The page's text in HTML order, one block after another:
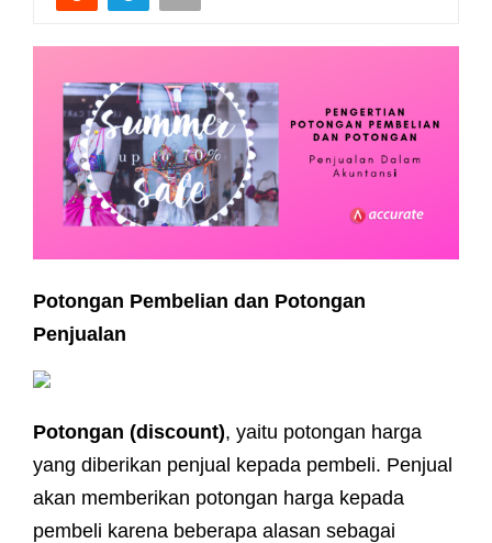
Potongan Pembelian dan Potongan
Penjualan
Potongan (discount), yaitu potongan harga
yang diberikan penjual kepada pembeli. Penjual
akan memberikan potongan harga kepada
pembeli karena beberapa alasan sebagai